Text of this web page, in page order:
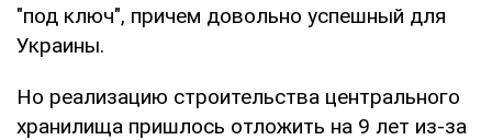
"под ключ", причем довольно успешный для
Украины.
Но реализацию строительства центрального
хранилища пришлось отложить на 9 лет из-за